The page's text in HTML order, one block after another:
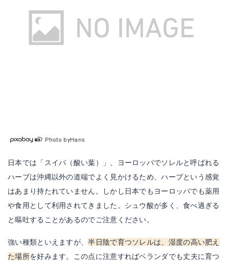
Photo byHans
日本では「スイバ（酸い葉）」、ヨーロッパでソレルと呼ばれる
ハーブは沖縄以外の道端でよく見かけるため、ハーブという感覚
はあまり持たれていません。しかし日本でもヨーロッパでも薬用
や食用として利用されてきました。シュウ酸が多く、食べ過ぎる
と嘔吐することがあるのでご注意ください。
強い種類といえますが、半日陰で育つソレルは、湿度の高い肥え
た場所を好みます。この点に注意すればベランダでも丈夫に育つ